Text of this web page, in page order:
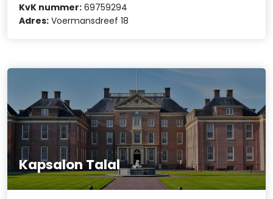
KvK nummer: 69759294
Adres: Voermansdreef 18
Kapsalon Talal